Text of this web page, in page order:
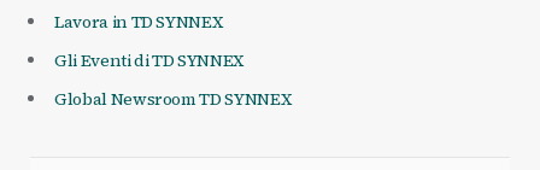
Lavora in TD SYNNEX
Gli Eventi di TD SYNNEX
Global Newsroom TD SYNNEX